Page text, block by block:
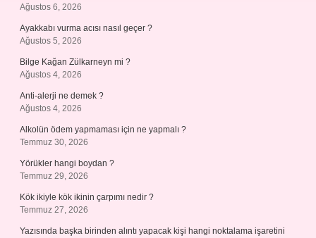
Ağustos 6, 2026
Ayakkabı vurma acısı nasıl geçer ?
Ağustos 5, 2026
Bilge Kağan Zülkarneyn mi ?
Ağustos 4, 2026
Anti-alerji ne demek ?
Ağustos 4, 2026
Alkolün ödem yapmaması için ne yapmalı ?
Temmuz 30, 2026
Yörükler hangi boydan ?
Temmuz 29, 2026
Kök ikiyle kök ikinin çarpımı nedir ?
Temmuz 27, 2026
Yazısında başka birinden alıntı yapacak kişi hangi noktalama işaretini